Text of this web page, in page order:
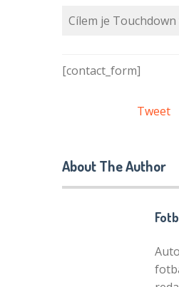
Cílem je
[contact_form]
Tweet
About The Author